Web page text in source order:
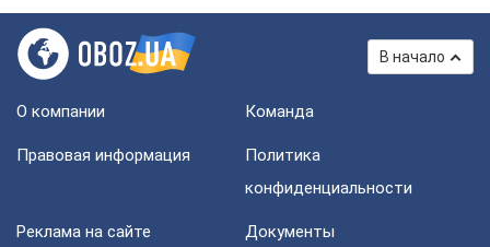
В начало
О компании Команда
Правовая информация
Политика
конфиденциальности
Реклама на сайте Документы